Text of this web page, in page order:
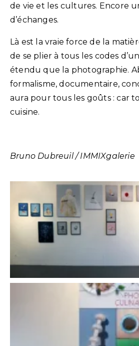
de vie et les cultures. Encore
d’échanges.
Là est la vraie force de la
de se plier à tous les codes
étendu que la photographie.
formalisme, documentaire,
aura pour tous les goûts : car
cuisine.
Bruno Dubreuil / IMMIXgalerie